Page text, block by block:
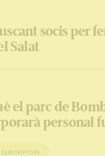
socis per
Salat
el parc de
personal